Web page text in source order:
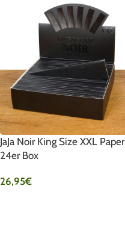
JaJa Noir King Size XXL Paper
24er Box
26,95€